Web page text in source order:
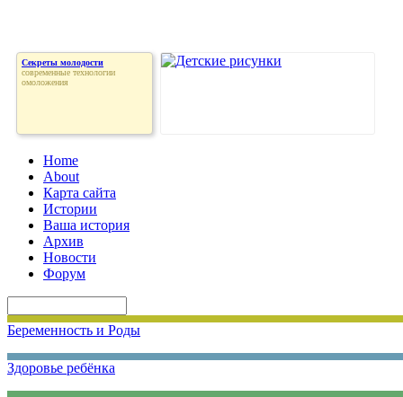
Секреты молодости
современные технологии
омоложения
Home
About
Карта сайта
Истории
Ваша история
Архив
Новости
Форум
Беременность и Роды
Здоровье ребёнка